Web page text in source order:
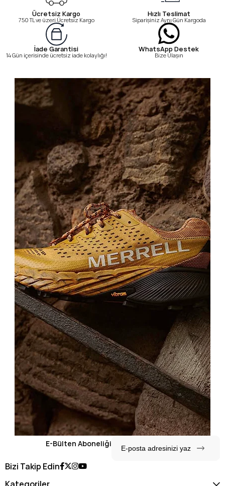
Ücretsiz Kargo
750 TL ve üzeri Ücretsiz Kargo
Hızlı Teslimat
Siparişiniz Aynı Gün Kargoda
İade Garantisi
14 Gün içerisinde ücretsiz iade kolaylığı!
WhatsApp Destek
Bize Ulaşın
E-Bülten Aboneliği
Bizi Takip Edin